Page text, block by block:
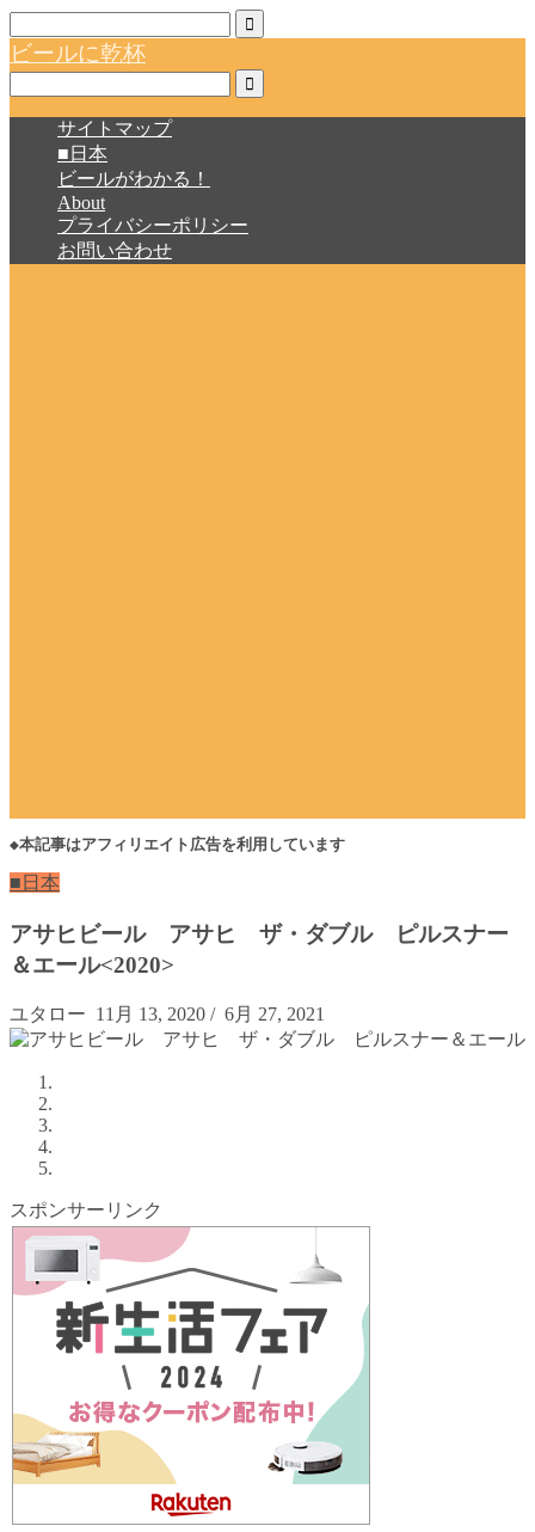
ビールに乾杯
サイトマップ
■日本
ビールがわかる！
About
プライバシーポリシー
お問い合わせ
◆本記事はアフィリエイト広告を利用しています
■日本
アサヒビール アサヒ ザ・ダブル ピルスナー
＆エール<2020>
ユタロー 11月 13, 2020 / 6月 27, 2021
スポンサーリンク